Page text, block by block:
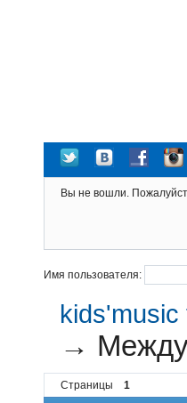
Вы не вошли.
Имя пользователя:
kids'music
→
Страницы 1